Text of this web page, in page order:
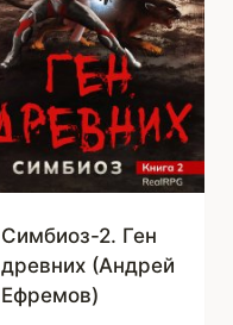
Симбиоз-2. Ген
древних (Андрей
Ефремов)